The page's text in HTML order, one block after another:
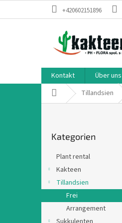
+420602151896
Kontakt Über uns
StartseiteTillandsien
überspringen
Kategorien
Plant rental
Kakteen
Tillandsien
Frei
Arrangement